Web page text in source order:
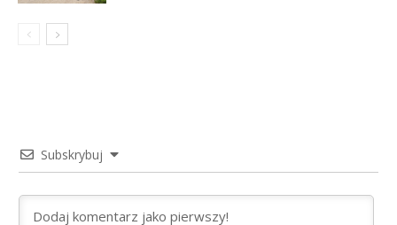
Subskrybuj